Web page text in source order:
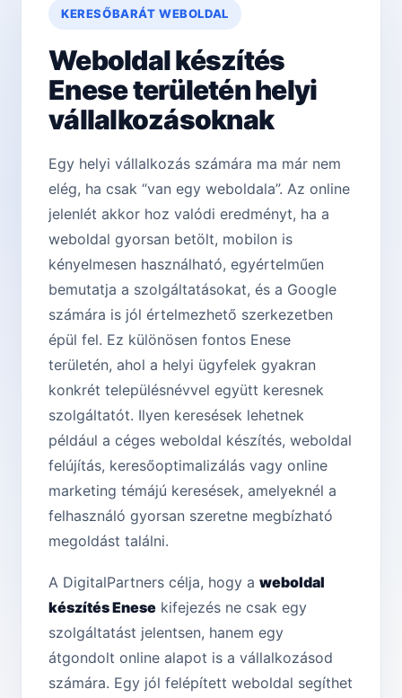
KERESŐBARÁT WEBOLDAL
Weboldal készítés
Enese területén helyi
vállalkozásoknak
Egy helyi vállalkozás számára ma már nem
elég, ha csak “van egy weboldala”. Az online
jelenlét akkor hoz valódi eredményt, ha a
weboldal gyorsan betölt, mobilon is
kényelmesen használható, egyértelműen
bemutatja a szolgáltatásokat, és a Google
számára is jól értelmezhető szerkezetben
épül fel. Ez különösen fontos Enese
területén, ahol a helyi ügyfelek gyakran
konkrét településnévvel együtt keresnek
szolgáltatót. Ilyen keresések lehetnek
például a céges weboldal készítés, weboldal
felújítás, keresőoptimalizálás vagy online
marketing témájú keresések, amelyeknél a
felhasználó gyorsan szeretne megbízható
megoldást találni.
A DigitalPartners célja, hogy a weboldal
készítés Enese kifejezés ne csak egy
szolgáltatást jelentsen, hanem egy
átgondolt online alapot is a vállalkozásod
számára. Egy jól felépített weboldal segíthet